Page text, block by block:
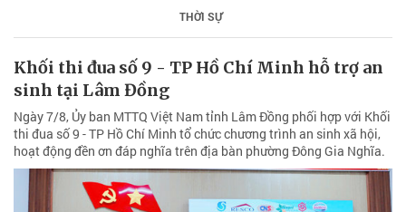
ánh chất lượng thi công không bảo đảm.
THỜI SỰ
Khối thi đua số 9 - TP Hồ Chí Minh hỗ trợ an
sinh tại Lâm Đồng
Ngày 7/8, Ủy ban MTTQ Việt Nam tỉnh Lâm Đồng phối hợp với Khối
thi đua số 9 - TP Hồ Chí Minh tổ chức chương trình an sinh xã hội,
hoạt động đền ơn đáp nghĩa trên địa bàn phường Đông Gia Nghĩa.